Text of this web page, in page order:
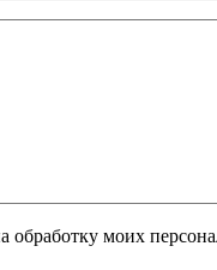
обработку моих